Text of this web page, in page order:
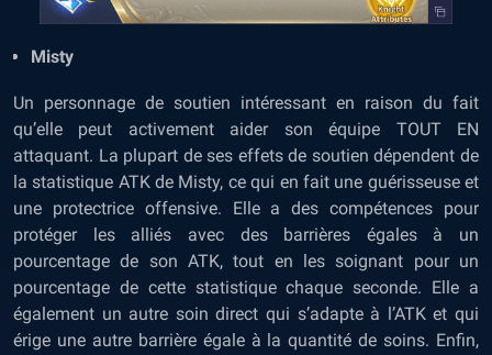
Misty
Un personnage de soutien intéressant en raison du fait
qu’elle peut activement aider son équipe TOUT EN
attaquant. La plupart de ses effets de soutien dépendent de
la statistique ATK de Misty, ce qui en fait une guérisseuse et
une protectrice offensive. Elle a des compétences pour
protéger les alliés avec des barrières égales à un
pourcentage de son ATK, tout en les soignant pour un
pourcentage de cette statistique chaque seconde. Elle a
également un autre soin direct qui s’adapte à l’ATK et qui
érige une autre barrière égale à la quantité de soins. Enfin,